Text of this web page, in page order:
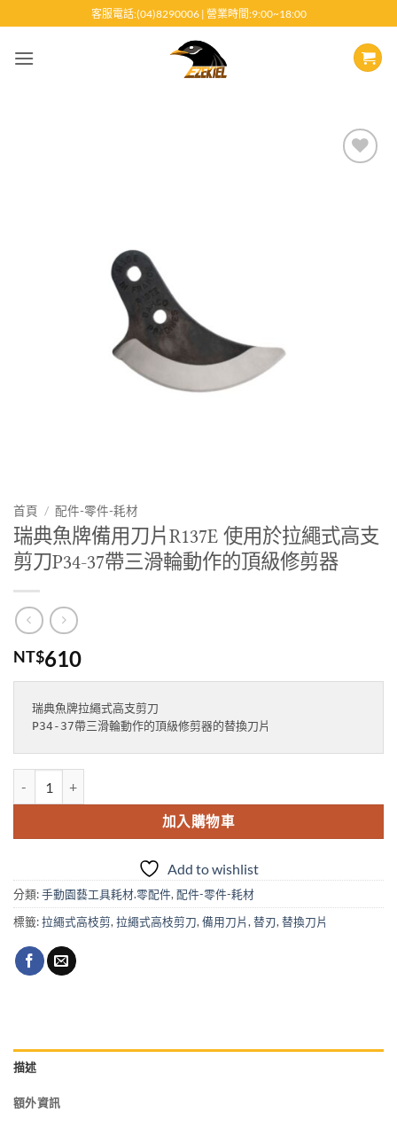
至
客服電話:(04)8290006 | 營業時間:9:00~18:00
首頁 / 配件-零件-耗材
瑞典魚牌備用刀片R137E 使用於拉繩式高支
剪刀P34-37帶三滑輪動作的頂級修剪器
NT$610
瑞典魚牌拉繩式高支剪刀
P34-37帶三滑輪動作的頂級修剪器的替換刀片
加入購物車
Add to wishlist
分類:手動園藝工具耗材.零配件,配件-零件-耗材
標籤:拉繩式高枝剪,拉繩式高枝剪刀,備用刀片,替刃,替換刀片
描述
額外資訊